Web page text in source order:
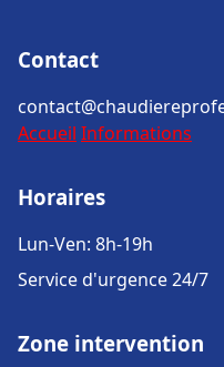
Contact
Accueil Informations
Horaires
Lun-Ven: 8h-19h
Service d'urgence 24/7
Zone intervention